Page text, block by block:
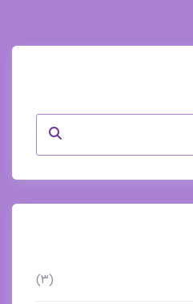
(۳)